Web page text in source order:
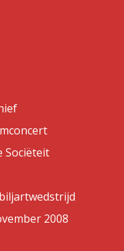
Sociëteit
2008